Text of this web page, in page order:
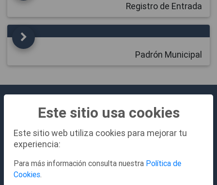
Registro de Entrada
Padrón Municipal
Este sitio usa cookies
Este sitio web utiliza cookies para mejorar tu
experiencia:
Para más información consulta nuestra Política de
Cookies.